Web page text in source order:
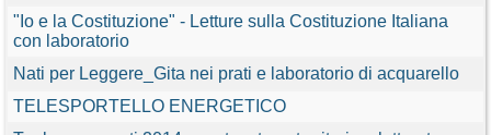
"Io e la Costituzione" - Letture sulla Costituzione Italiana
con laboratorio
Nati per Leggere_Gita nei prati e laboratorio di acquarello
TELESPORTELLO ENERGETICO